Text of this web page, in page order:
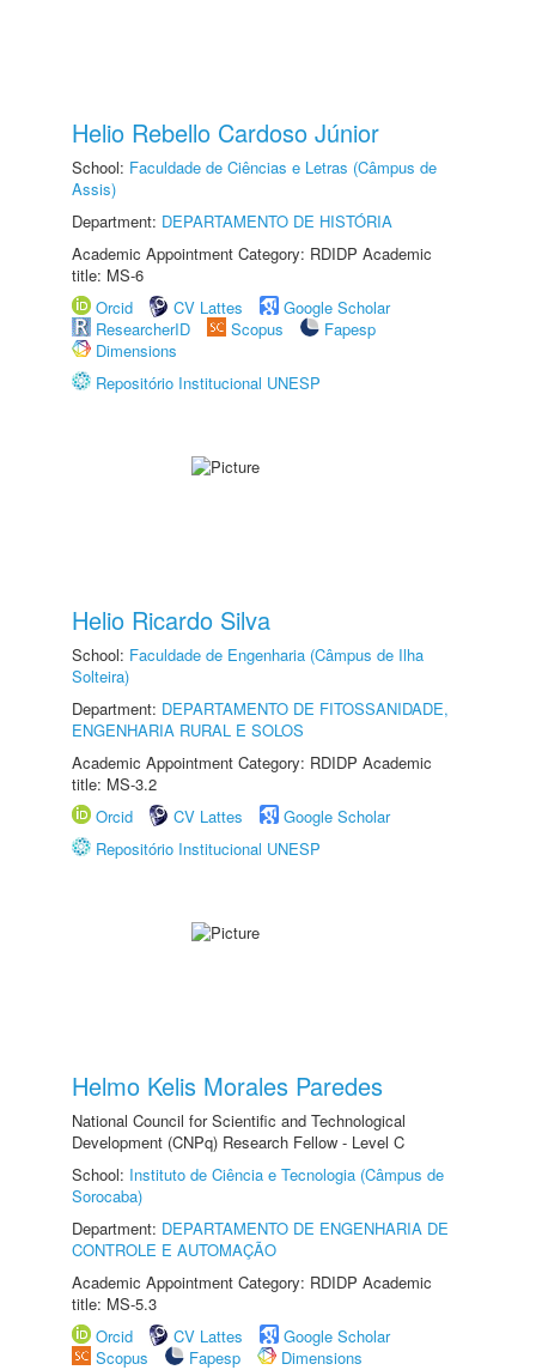
Helio Rebello Cardoso Júnior
School: Faculdade de Ciências e Letras (Câmpus de
Assis)
Department: DEPARTAMENTO DE HISTÓRIA
Academic Appointment Category: RDIDP Academic
title: MS-6
Orcid
CV Lattes
Google Scholar
ResearcherID
Scopus
Fapesp
Dimensions
Repositório Institucional UNESP
Helio Ricardo Silva
School: Faculdade de Engenharia (Câmpus de Ilha
Solteira)
Department: DEPARTAMENTO DE FITOSSANIDADE,
ENGENHARIA RURAL E SOLOS
Academic Appointment Category: RDIDP Academic
title: MS-3.2
Orcid
CV Lattes
Google Scholar
Repositório Institucional UNESP
Helmo Kelis Morales Paredes
National Council for Scientific and Technological
Development (CNPq) Research Fellow - Level C
School: Instituto de Ciência e Tecnologia (Câmpus de
Sorocaba)
Department: DEPARTAMENTO DE ENGENHARIA DE
CONTROLE E AUTOMAÇÃO
Academic Appointment Category: RDIDP Academic
title: MS-5.3
Orcid
CV Lattes
Google Scholar
Scopus
Fapesp
Dimensions